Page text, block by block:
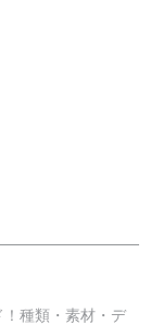
種類・素材・デ